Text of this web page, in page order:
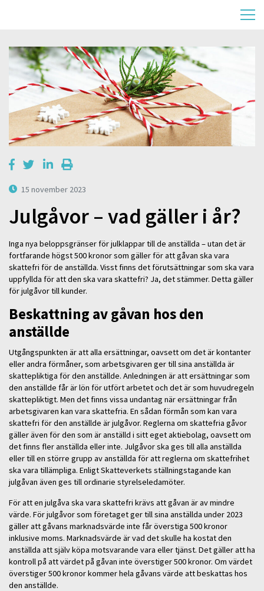
15 november 2023
Julgåvor – vad gäller i år?
Inga nya beloppsgränser för julklappar till de anställda – utan det är
fortfarande högst 500 kronor som gäller för att gåvan ska vara
skattefri för de anställda. Visst finns det förutsättningar som ska vara
uppfyllda för att den ska vara skattefri? Ja, det stämmer. Detta gäller
för julgåvor till kunder.
Beskattning av gåvan hos den
anställde
Utgångspunkten är att alla ersättningar, oavsett om det är kontanter
eller andra förmåner, som arbetsgivaren ger till sina anställda är
skattepliktiga för den anställde. Anledningen är att ersättningar som
den anställde får är lön för utfört arbetet och det är som huvudregeln
skattepliktigt. Men det finns vissa undantag när ersättningar från
arbetsgivaren kan vara skattefria. En sådan förmån som kan vara
skattefri för den anställde är julgåvor. Reglerna om skattefria gåvor
gäller även för den som är anställd i sitt eget aktiebolag, oavsett om
det finns fler anställda eller inte. Julgåvor ska ges till alla anställda
eller till en större grupp av anställda för att reglerna om skattefrihet
ska vara tillämpliga. Enligt Skatteverkets ställningstagande kan
julgåvan även ges till ordinarie styrelseledamöter.
För att en julgåva ska vara skattefri krävs att gåvan är av mindre
värde. För julgåvor som företaget ger till sina anställda under 2023
gäller att gåvans marknadsvärde inte får överstiga 500 kronor
inklusive moms. Marknadsvärde är vad det skulle ha kostat den
anställda att själv köpa motsvarande vara eller tjänst. Det gäller att ha
kontroll på att värdet på gåvan inte överstiger 500 kronor. Om värdet
överstiger 500 kronor kommer hela gåvans värde att beskattas hos
den anställde.